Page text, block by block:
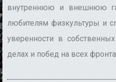
внутреннюю и внешнюю
любителям физкультуры и
уверенности в
делах и побед на всех